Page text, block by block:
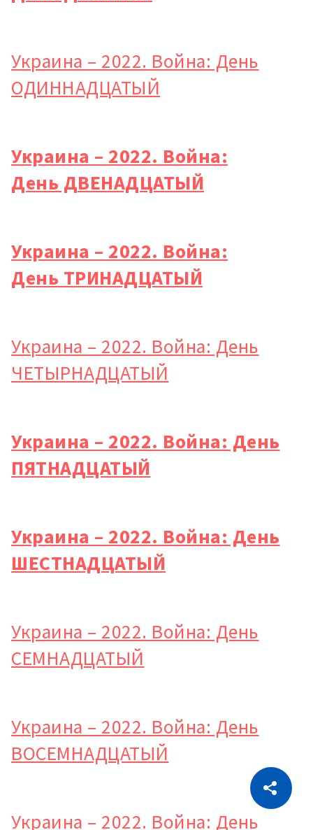
Скопировать ссылку
Украина – 2022. Война: День
ОДИННАДЦАТЫЙ
Украина – 2022. Война:
День ДВЕНАДЦАТЫЙ
Украина – 2022. Война:
День ТРИНАДЦАТЫЙ
Украина – 2022. Война: День
ЧЕТЫРНАДЦАТЫЙ
Украина – 2022. Война: День
ПЯТНАДЦАТЫЙ
Украина – 2022. Война: День
ШЕСТНАДЦАТЫЙ
Украина – 2022. Война: День
СЕМНАДЦАТЫЙ
Украина – 2022. Война: День
ВОСЕМНАДЦАТЫЙ
Украина – 2022. Война: День